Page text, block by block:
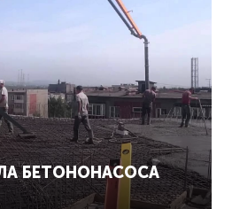
БЕТОНОНАСОСА